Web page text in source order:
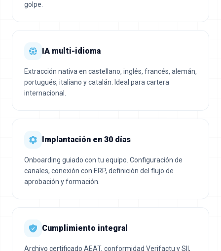
golpe.
IA multi-idioma
Extracción nativa en castellano, inglés, francés, alemán,
portugués, italiano y catalán. Ideal para cartera
internacional.
Implantación en 30 días
Onboarding guiado con tu equipo. Configuración de
canales, conexión con ERP, definición del flujo de
aprobación y formación.
Cumplimiento integral
Archivo certificado AEAT, conformidad Verifactu y SII,